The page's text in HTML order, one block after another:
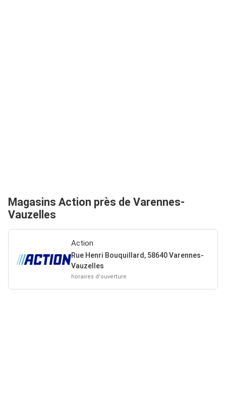
Magasins Action près de Varennes-
Vauzelles
Action
Rue Henri Bouquillard, 58640 Varennes-
Vauzelles
horaires d'ouverture